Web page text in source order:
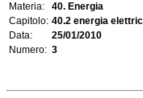
Materia:
40. Energia
Capitolo: 40.2 energia
Data:
25/01/2010
Numero: 3